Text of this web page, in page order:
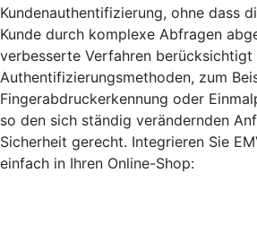
Kundenauthentifizierung, ohne dass
Kunde durch komplexe Abfragen
verbesserte Verfahren berücksichtigt
Authentifizierungsmethoden, zum
Fingerabdruckerkennung oder
so den sich ständig verändernden
Sicherheit gerecht. Integrieren Sie
einfach in Ihren Online-Shop: